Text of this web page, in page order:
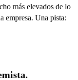
más elevados de lo
empresa. Una pista: